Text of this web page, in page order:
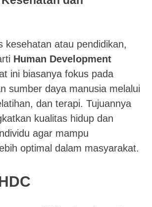
kesehatan atau pendidikan,
Human Development
ini biasanya fokus pada
sumber daya manusia melalui
dan terapi. Tujuannya
kualitas hidup dan
agar mampu
optimal dalam masyarakat.